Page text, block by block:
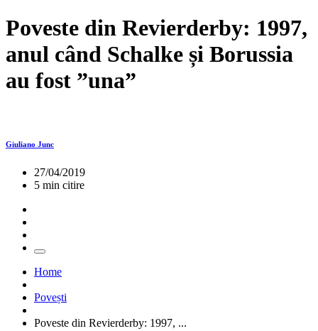
Poveste din Revierderby: 1997,
anul când Schalke și Borussia
au fost ”una”
Giuliano Junc
27/04/2019
5 min citire
Home
Povești
Poveste din Revierderby: 1997, ...